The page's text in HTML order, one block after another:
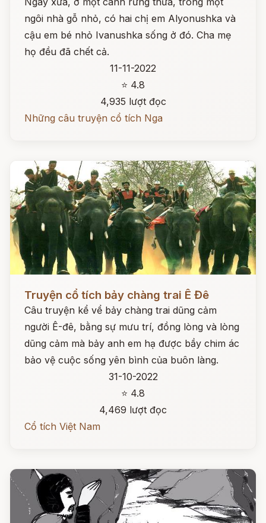
ngôi nhà gỗ nhỏ, có hai chị em Alyonushka và
cậu em bé nhỏ Ivanushka sống ở đó. Cha mẹ
họ đều đã chết cả.
11-11-2022
⭐ 4.8
4,935 lượt đọc
Những câu truyện cổ tích Nga
Truyện cổ tích bảy chàng trai Ê Đê
Câu truyện kể vể bảy chàng trai dũng cảm
người Ê-đê, bằng sự mưu trí, đồng lòng và lòng
dũng cảm mà bảy anh em hạ được bầy chim ác
bảo vệ cuộc sống yên bình của buôn làng.
31-10-2022
⭐ 4.8
4,469 lượt đọc
Cổ tích Việt Nam